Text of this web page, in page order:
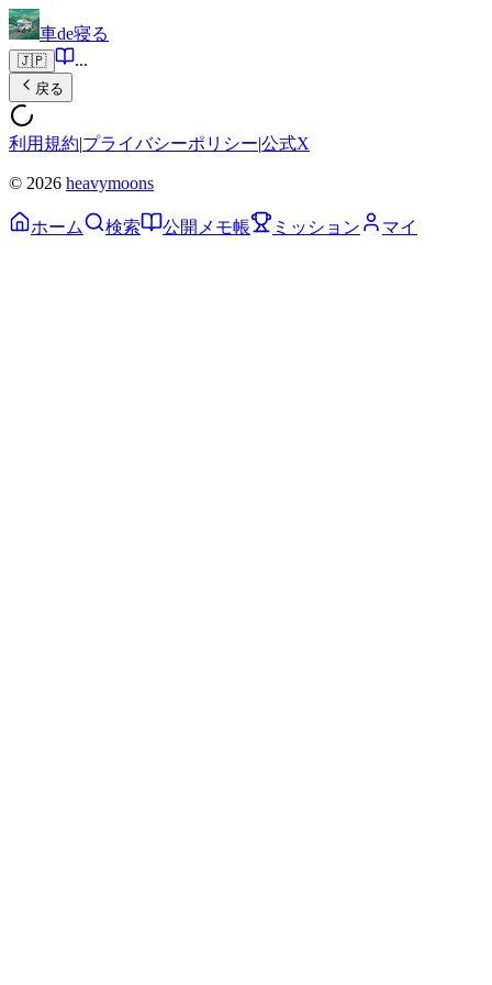
車de寝る
🇯🇵 ...
戻る
利用規約|プライバシーポリシー|公式X
© 2026 heavymoons
ホーム 検索 公開メモ帳 ミッション マイ